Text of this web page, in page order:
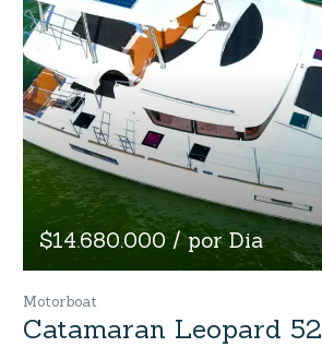
$14.680.000 / por Dia
Motorboat
Catamaran Leopard 52